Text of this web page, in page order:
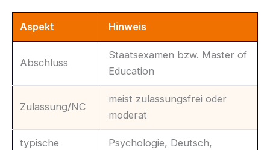
Aspekt Hinweis
Abschluss
Staatsexamen bzw. Master of
Education
Zulassung/NC
meist zulassungsfrei oder
moderat
typische
Psychologie, Deutsch,